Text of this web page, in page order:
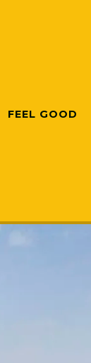
FEEL GOOD